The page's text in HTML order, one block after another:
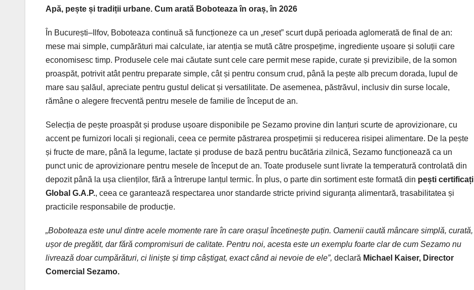
Apă, pește și tradiții urbane. Cum arată Boboteaza în oraș, în 2026
În București–Ilfov, Boboteaza continuă să funcționeze ca un „reset” scurt după perioada aglomerată de final de an:
mese mai simple, cumpărături mai calculate, iar atenția se mută către prospețime, ingrediente ușoare și soluții care
economisesc timp. Produsele cele mai căutate sunt cele care permit mese rapide, curate și previzibile, de la somon
proaspăt, potrivit atât pentru preparate simple, cât și pentru consum crud, până la pește alb precum dorada, lupul de
mare sau șalăul, apreciate pentru gustul delicat și versatilitate. De asemenea, păstrăvul, inclusiv din surse locale,
rămâne o alegere frecventă pentru mesele de familie de început de an.
Selecția de pește proaspăt și produse ușoare disponibile pe Sezamo provine din lanțuri scurte de aprovizionare, cu
accent pe furnizori locali și regionali, ceea ce permite păstrarea prospețimii și reducerea risipei alimentare. De la pește
și fructe de mare, până la legume, lactate și produse de bază pentru bucătăria zilnică, Sezamo funcționează ca un
punct unic de aprovizionare pentru mesele de început de an. Toate produsele sunt livrate la temperatură controlată din
depozit până la ușa clienților, fără a întrerupe lanțul termic. În plus, o parte din sortiment este formată din pești certificați
Global G.A.P., ceea ce garantează respectarea unor standarde stricte privind siguranța alimentară, trasabilitatea și
practicile responsabile de producție.
„Boboteaza este unul dintre acele momente rare în care orașul încetinește puțin. Oamenii caută mâncare simplă, curată,
ușor de pregătit, dar fără compromisuri de calitate. Pentru noi, acesta este un exemplu foarte clar de cum Sezamo nu
livrează doar cumpărături, ci liniște și timp câștigat, exact când ai nevoie de ele”, declară Michael Kaiser, Director
Comercial Sezamo.